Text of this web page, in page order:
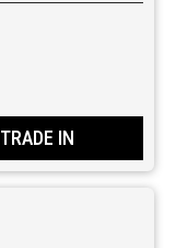
TRADE IN